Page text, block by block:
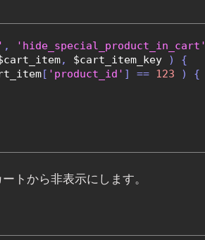
, 'hide_special_product_in_cart'
, $cart_item_key )
{
[ 'product_id' ] == 123 ) {
トから非表示にします。